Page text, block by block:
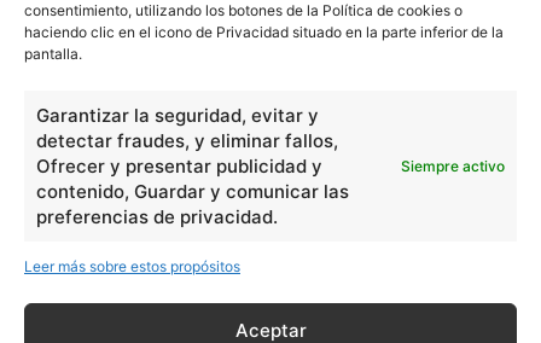
consentimiento, utilizando los botones de la Política de cookies o
haciendo clic en el icono de Privacidad situado en la parte inferior de la
pantalla.
Garantizar la seguridad, evitar y
detectar fraudes, y eliminar fallos,
Ofrecer y presentar publicidad y
contenido, Guardar y comunicar las
preferencias de privacidad.
Siempre activo
Leer más sobre estos propósitos
Aceptar